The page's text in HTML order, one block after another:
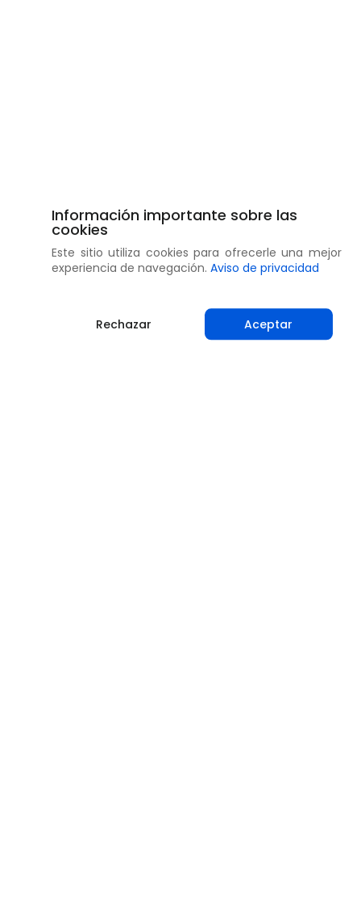
Información importante sobre las
cookies
Este sitio utiliza cookies para ofrecerle una mejor
experiencia de navegación. Aviso de privacidad
Rechazar Aceptar